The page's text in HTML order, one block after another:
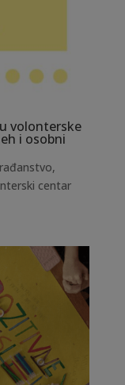
volonterske
i osobni
,
centar